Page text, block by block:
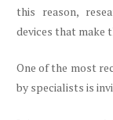
this reason,
devices that make
One of the most
by specialists is